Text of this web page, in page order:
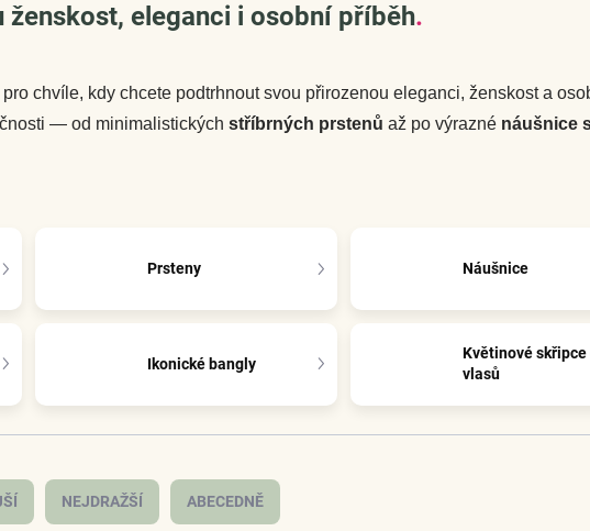
ženskost, eleganci i osobní příběh.
chvíle, kdy chcete podtrhnout svou přirozenou eleganci, ženskost a
— od minimalistických stříbrných prstenů až po výrazné náušnice
Prsteny Náušnice
Ikonické bangly
Květinové skřipce
vlasů
NEJDRAŽŠÍ ABECEDNĚ